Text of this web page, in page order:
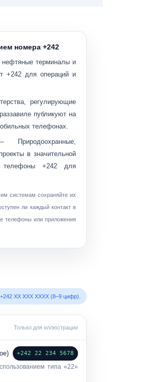
номера +242
терминалы и
+242 для операций и
регулирующие
публикуют на
телефонах.
в значительной
телефоны +242 для
системам сохраняйте их
ли каждый контакт в
телефоны или приложения
XX XXX XXXX (8–9 цифр).
Только для иллюстрации
+242 22 234 5678
типа «22»